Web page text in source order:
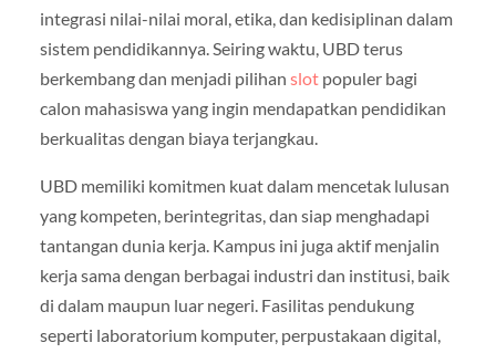
integrasi nilai-nilai moral, etika, dan kedisiplinan dalam
sistem pendidikannya. Seiring waktu, UBD terus
berkembang dan menjadi pilihan slotpopuler bagi
calon mahasiswa yang ingin mendapatkan pendidikan
berkualitas dengan biaya terjangkau.
UBD memiliki komitmen kuat dalam mencetak lulusan
yang kompeten, berintegritas, dan siap menghadapi
tantangan dunia kerja. Kampus ini juga aktif menjalin
kerja sama dengan berbagai industri dan institusi, baik
di dalam maupun luar negeri. Fasilitas pendukung
seperti laboratorium komputer, perpustakaan digital,